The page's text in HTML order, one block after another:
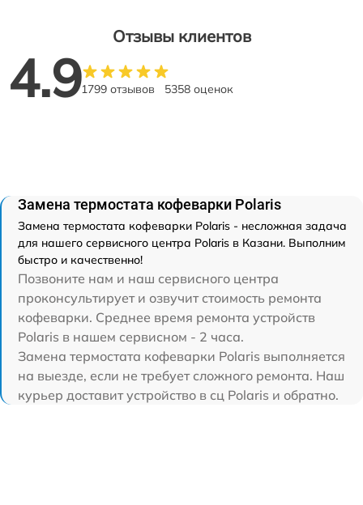
Отзывы клиентов
4.91799 отзывов 5358 оценок
Замена термостата кофеварки Polaris
Замена термостата кофеварки Polaris - несложная задача
для нашего сервисного центра Polaris в Казани. Выполним
быстро и качественно!
Позвоните нам и наш сервисного центра
проконсультирует и озвучит стоимость ремонта
кофеварки. Среднее время ремонта устройств
Polaris в нашем сервисном - 2 часа.
Замена термостата кофеварки Polaris выполняется
на выезде, если не требует сложного ремонта. Наш
курьер доставит устройство в сц Polaris и обратно.